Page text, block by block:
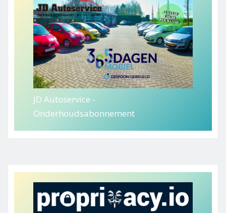
JD Autoservice -
Onderhoudsabonnement